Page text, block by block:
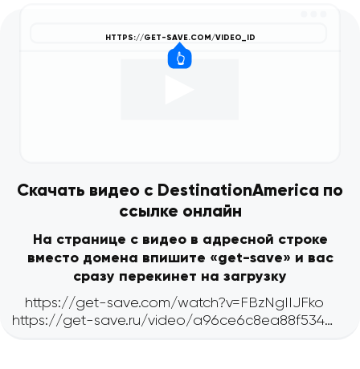
Скачать видео с DestinationAmerica по
ссылке онлайн
На странице с видео в адресной строке
вместо домена впишите «get-save» и вас
сразу перекинет на загрузку